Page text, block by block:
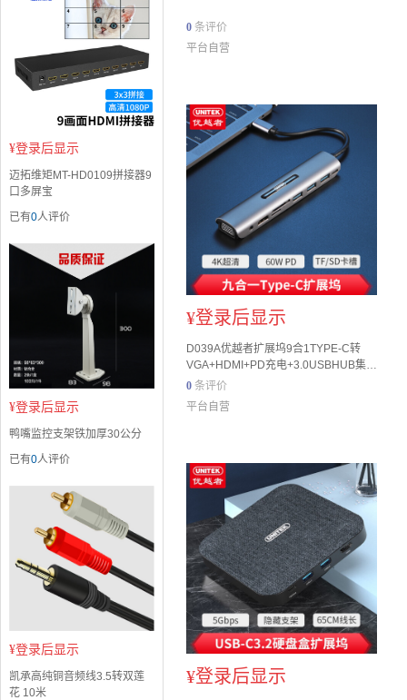
¥登录后显示
迈拓维矩MT-HD0109拼接器9
口多屏宝
已有0人评价
¥登录后显示
鸭嘴监控支架铁加厚30公分
已有0人评价
¥登录后显示
凯承高纯铜音频线3.5转双莲
花 10米
0 条评价
平台自营
¥登录后显示
D039A优越者扩展坞9合1TYPE-C转
VGA+HDMI+PD充电+3.0USBHUB集线
器+音频+读卡器TF+SD
0 条评价
平台自营
¥登录后显示